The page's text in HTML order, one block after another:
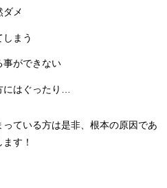
ダメ
まう
事ができない
にはぐったり…
ている方は是非、根本の原因であ
す！